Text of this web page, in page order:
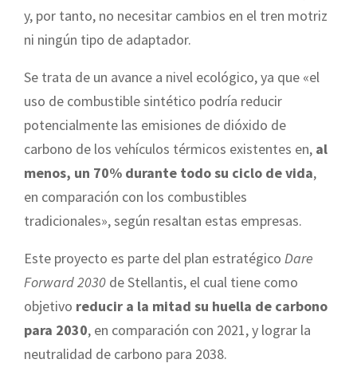
y, por tanto, no necesitar cambios en el tren motriz
ni ningún tipo de adaptador.
Se trata de un avance a nivel ecológico, ya que «el
uso de combustible sintético podría reducir
potencialmente las emisiones de dióxido de
carbono de los vehículos térmicos existentes en, al
menos, un 70% durante todo su ciclo de vida,
en comparación con los combustibles
tradicionales», según resaltan estas empresas.
Este proyecto es parte del plan estratégico Dare
Forward 2030 de Stellantis, el cual tiene como
objetivo reducir a la mitad su huella de carbono
para 2030, en comparación con 2021, y lograr la
neutralidad de carbono para 2038.